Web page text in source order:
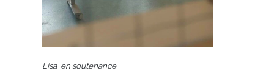
Lisa en soutenance